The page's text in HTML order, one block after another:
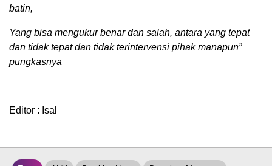
batin,
Yang bisa mengukur benar dan salah, antara yang tepat
dan tidak tepat dan tidak terintervensi pihak manapun”
pungkasnya
Editor : Isal